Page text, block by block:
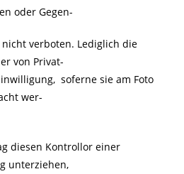
oder Gegen-
verboten. Lediglich die
von Privat-
soferne sie am Foto
wer-
diesen Kontrollor einer
unterziehen,